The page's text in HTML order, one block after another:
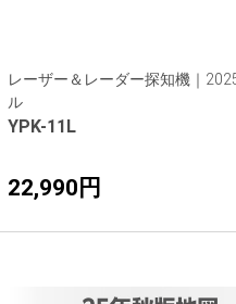
レーザー＆レーダー探知機｜
ル
YPK-11L
22,990円